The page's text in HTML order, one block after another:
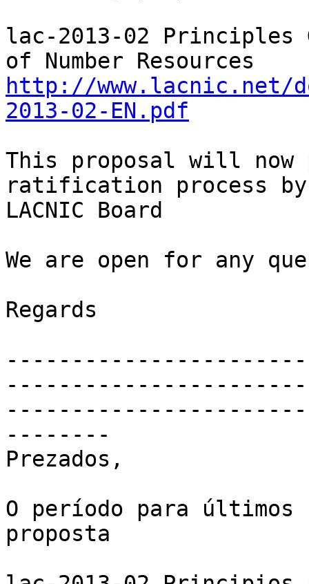
lac-2013-02
http://www.lacnic.net/
2013-02-EN.pdf
This proposal will now
ratification process
LACNIC Board
We are open for any
Regards
--------
Prezados,
O período para últimos
proposta